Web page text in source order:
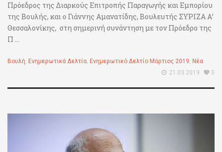
Πρόεδρος της Διαρκούς Επιτροπής Παραγωγής και Εμπορίου
της Βουλής, και ο Γιάννης Αμανατίδης, Βουλευτής ΣΥΡΙΖΑ Α’
Θεσσαλονίκης, στη σημερινή συνάντηση με τον Πρόεδρο της
Π ...
Βουλή, Ενημερωτικά Δελτία, Ενημερωτικό Δελτίο Μάρτιος 2019, Νέα
21.03.2019
0